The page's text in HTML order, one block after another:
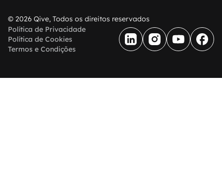
© 2026 Qive, Todos os direitos reservados
Política de Privacidade
Política de Cookies
Termos e Condições